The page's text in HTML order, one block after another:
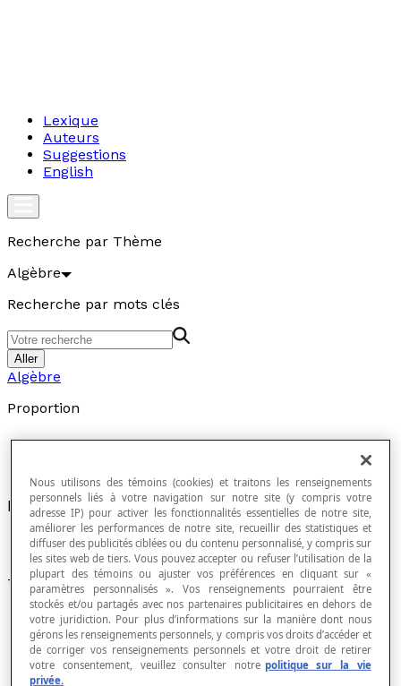
Lexique
Auteurs
Suggestions
English
Recherche par Thème
Algèbre
Recherche par mots clés
Aller
Algèbre
Proportion
Égalité de deuxrapports.
Terminologie
Dans une proportion notée [latex]\dfrac {a} {b}
=\dfrac {c} {d}[/latex] ou a : b :: c : d, on lit «aest à
bce quecest àd» et on écrit :ad=bc.
Les éléments
a sont appelés lesextrêmes(ou
Nous utilisons des témoins (cookies) et traitons les renseignements
personnels liés à votre navigation sur notre site (y compris votre
adresse IP) pour activer les fonctionnalités essentielles de notre site,
améliorer les performances de notre site, recueillir des statistiques et
diffuser des publicités ciblées ou du contenu personnalisé, y compris sur
les sites web de tiers. Vous pouvez accepter ou refuser l’utilisation de la
plupart des témoins ou ajuster vos préférences en cliquant sur «
paramètres personnalisés ». Vos renseignements pourraient être
stockés et/ou partagés avec nos partenaires publicitaires en dehors de
votre juridiction. Pour plus d’informations sur la manière dont nous
gérons les renseignements personnels, y compris vos droits d’accéder et
de corriger vos renseignements personnels et votre droit de retirer
votre consentement, veuillez consulter notre politique sur la vie
privée.